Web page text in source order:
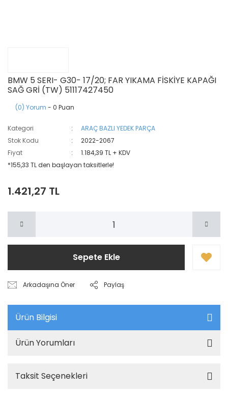
BMW 5 SERI- G30- 17/20; FAR YIKAMA FİSKİYE KAPAĞI
SAĞ GRİ (TW) 51117427450
(0) Yorum - 0 Puan
Kategori
ARAÇ BAZLI YEDEK PARÇA
Stok Kodu
2022-2067
Fiyat
1.184,39 TL + KDV
*155,33 TL den başlayan taksitlerle!
1.421,27 TL
Sepete Ekle
Arkadaşına Öner Paylaş
Ürün Bilgisi
Ürün Yorumları
Taksit Seçenekleri